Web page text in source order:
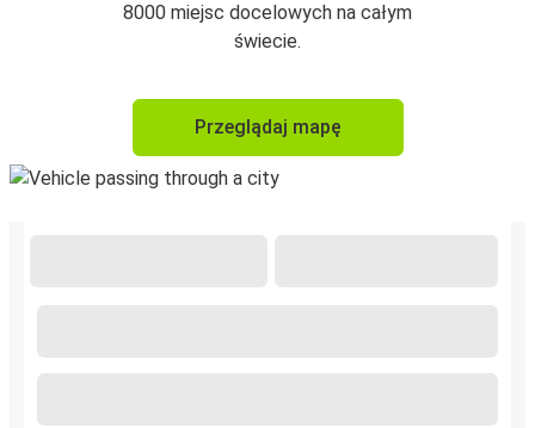
8000 miejsc docelowych na całym
świecie.
Przeglądaj mapę